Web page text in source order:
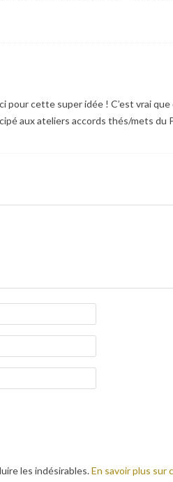
pour cette super idée ! C’est vrai
aux ateliers accords thés/mets du
les indésirables.En savoir plus sur